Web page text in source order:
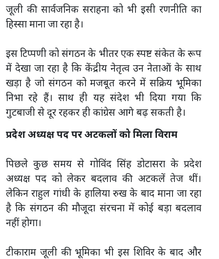
जूली की सार्वजनिक सराहना को भी इसी रणनीति का
हिस्सा माना जा रहा है।
इस टिप्पणी को संगठन के भीतर एक स्पष्ट संकेत के रूप
में देखा जा रहा है कि केंद्रीय नेतृत्व उन नेताओं के साथ
खड़ा है जो संगठन को मजबूत करने में सक्रिय भूमिका
निभा रहे हैं। साथ ही यह संदेश भी दिया गया कि
गुटबाजी से दूर रहकर ही कांग्रेस आगे बढ़ सकती है।
प्रदेश अध्यक्ष पद पर अटकलों को मिला विराम
पिछले कुछ समय से गोविंद सिंह डोटासरा के प्रदेश
अध्यक्ष पद को लेकर बदलाव की अटकलें तेज थीं।
लेकिन राहुल गांधी के हालिया रुख के बाद माना जा रहा
है कि संगठन की मौजूदा संरचना में कोई बड़ा बदलाव
नहीं होगा।
टीकाराम जूली की भूमिका भी इस शिविर के बाद और